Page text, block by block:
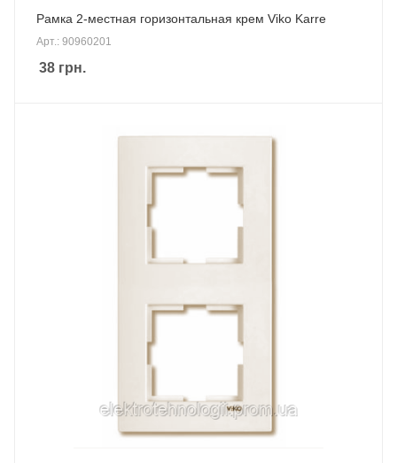
Рамка 2-местная горизонтальная крем Viko Karre
Арт.: 90960201
38 грн.